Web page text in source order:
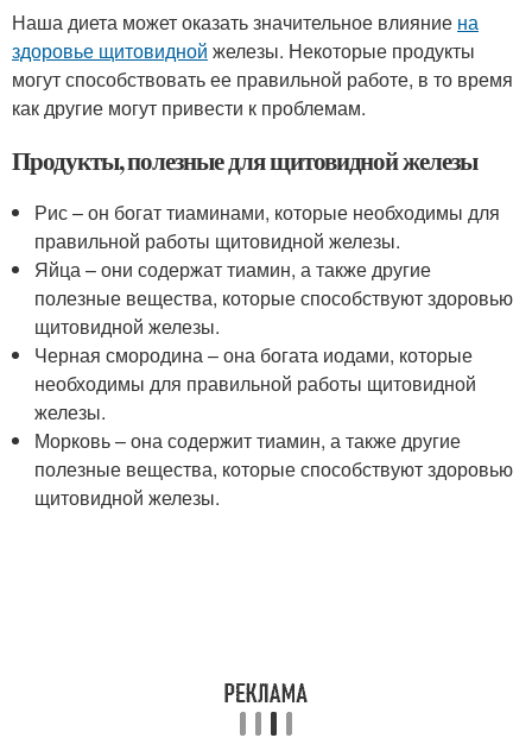
Наша диета может оказать значительное влияние на
здоровье щитовидной железы. Некоторые продукты
могут способствовать ее правильной работе, в то время
как другие могут привести к проблемам.
Продукты, полезные для щитовидной железы
Рис – он богат тиаминами, которые необходимы для
правильной работы щитовидной железы.
Яйца – они содержат тиамин, а также другие
полезные вещества, которые способствуют здоровью
щитовидной железы.
Черная смородина – она богата иодами, которые
необходимы для правильной работы щитовидной
железы.
Морковь – она содержит тиамин, а также другие
полезные вещества, которые способствуют здоровью
щитовидной железы.